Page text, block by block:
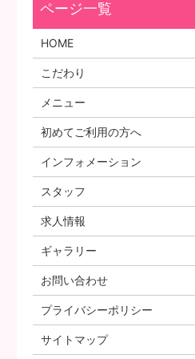
HOME
こだわり
メニュー
初めてご利用の方へ
インフォメーション
スタッフ
求人情報
ギャラリー
お問い合わせ
プライバシーポリシー
サイトマップ